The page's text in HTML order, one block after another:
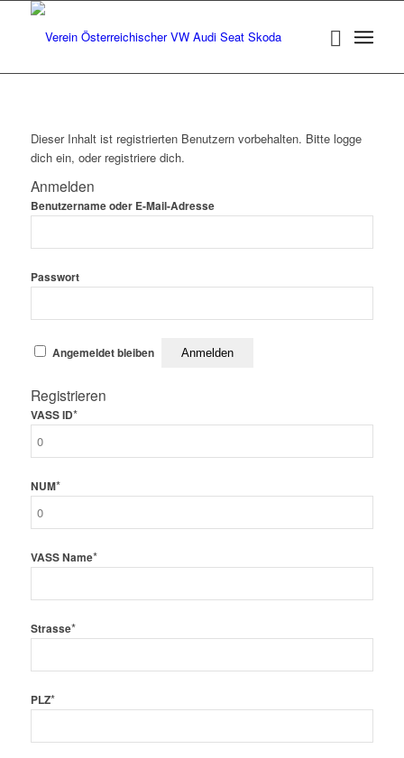
Dieser Inhalt ist registrierten Benutzern vorbehalten. Bitte logge
dich ein, oder registriere dich.
Anmelden
Benutzername oder E-Mail-Adresse
Passwort
Angemeldet bleiben
Registrieren
VASS ID*
NUM*
VASS Name*
Strasse*
PLZ*